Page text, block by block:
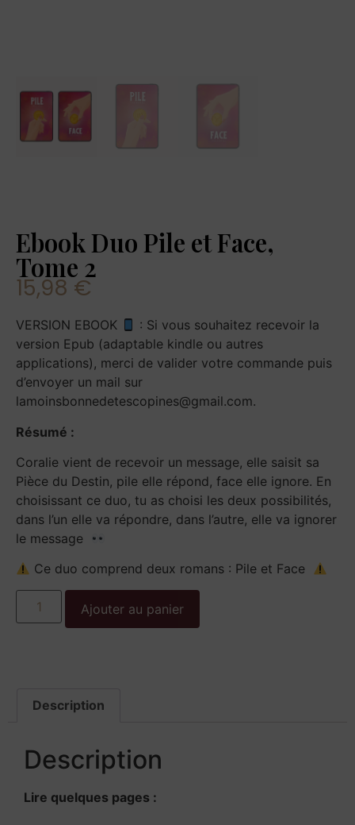
Ebook Duo Pile et Face,
Tome 2
15,98 €
VERSION EBOOK
: Si vous souhaitez recevoir la
version Epub (adaptable kindle ou autres
applications), merci de valider votre commande puis
d’envoyer un mail sur
lamoinsbonnedetescopines@gmail.com.
Résumé :
Coralie vient de recevoir un message, elle saisit sa
Pièce du Destin, pile elle répond, face elle ignore. En
choisissant ce duo, tu as choisi les deux possibilités,
dans l’un elle va répondre, dans l’autre, elle va ignorer
le message
Ce duo comprend deux romans : Pile et Face
Ajouter au panier
Description
Description
Lire quelques pages :